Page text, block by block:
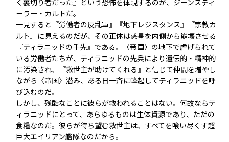
ーラー・カルトだ。
一見すると『労働者の反乱軍』『地下レジスタンス』『宗教カ
ルト』に見えるのだが、その正体は惑星を内側から崩壊させる
『ティラニッドの手先』である。〈帝国〉の地下で虐げられて
いる労働者たちが、ティラニッドの先兵により遺伝的・精神的
に汚染され、『救世主が助けてくれる』と信じて仲間を増やし
ながら〈帝国〉潜み、ある日一斉に蜂起してティラニッドを呼
び込むのだ。
しかし、残酷なことに彼らが救われることはない。何故ならテ
ィラニッドにとって、あらゆるものは生体資源であり、ただの
食糧なのだ。彼らが待ち望む救世主は、すべてを喰い尽くす超
巨大エイリアン艦隊なのだから。